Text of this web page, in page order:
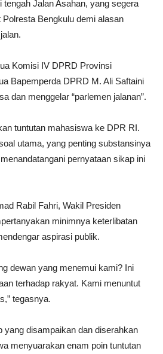
Jalan Asahan, yang segera
Bengkulu demi alasan
Komisi IV DPRD Provinsi
Bapemperda DPRD M. Ali Saftaini
dan menggelar “parlemen jalanan”.
tuntutan mahasiswa ke DPR RI.
utama, yang penting substansinya
pernyataan sikap ini
Rabil Fahri, Wakil Presiden
minimnya keterlibatan
aspirasi publik.
dewan yang menemui kami? Ini
terhadap rakyat. Kami menuntut
tegasnya.
yang disampaikan dan diserahkan
menyuarakan enam poin tuntutan